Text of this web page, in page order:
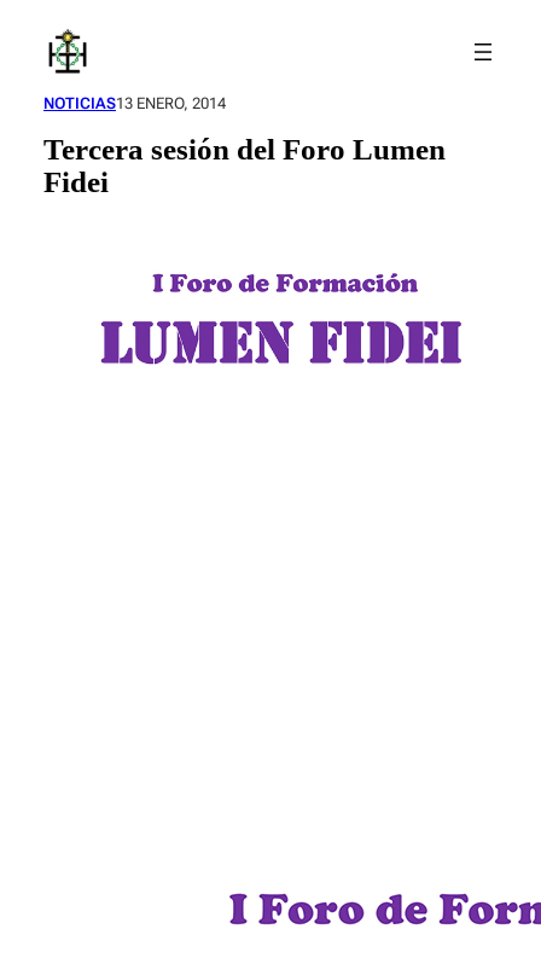
contenido
NOTICIAS13 ENERO, 2014
Tercera sesión del Foro Lumen
Fidei